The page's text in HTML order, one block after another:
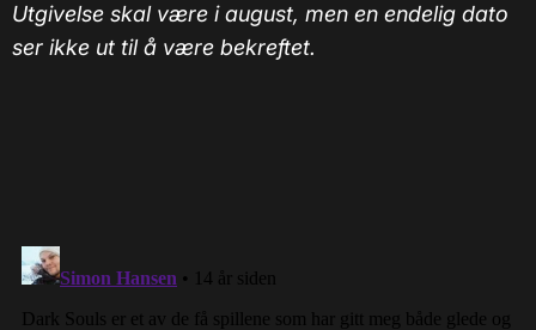
Utgivelse skal være i august, men en endelig dato
ser ikke ut til å være bekreftet.